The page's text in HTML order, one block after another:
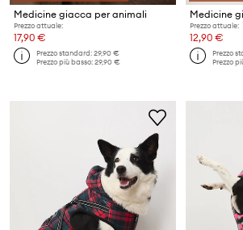
Medicine giacca per animali
Prezzo attuale:
17,90 €
Prezzo standard:29,90 €
Prezzo più basso:29,90 €
Medicine
Prezzo attuale:
12,90 €
Prezzo
Prezzo